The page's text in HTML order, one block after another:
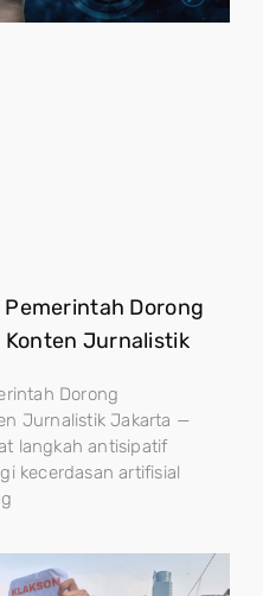
Dorong
Jurnalistik
Dorong
Jurnalistik Jakarta —
langkah antisipatif
kecerdasan artifisial